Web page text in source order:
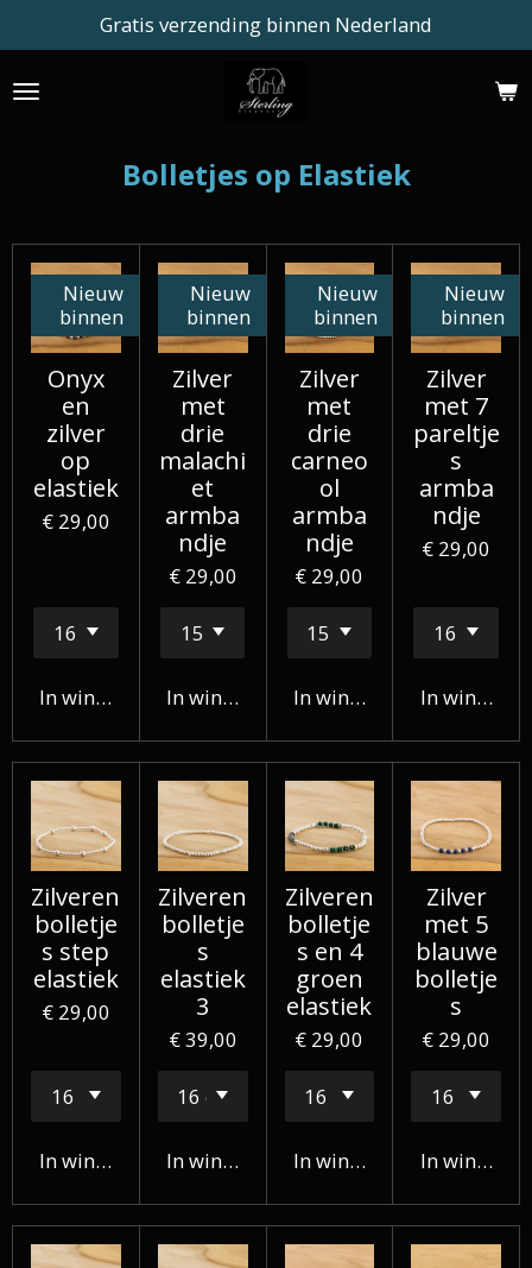
direct
naar
Gratis verzending binnen Nederland
Bolletjes op Elastiek
Nieuw
binnen
Onyx
en
zilver
op
elastiek
€ 29,00
In winkelwagen
Nieuw
binnen
Zilver
met
drie
malachi
et
armba
ndje
€ 29,00
In winkelwagen
Nieuw
binnen
Zilver
met
drie
carneo
ol
armba
ndje
€ 29,00
In winkelwagen
Nieuw
binnen
Zilver
met 7
pareltje
s
armba
ndje
€ 29,00
In
Zilveren
bolletje
s step
elastiek
€ 29,00
In winkelwagen
Zilveren
bolletje
s
elastiek
3
€ 39,00
In winkelwagen
Zilveren
bolletje
s en 4
groen
elastiek
€ 29,00
In winkelwagen
Zilver
met 5
blauwe
bolletje
s
€ 29,00
In